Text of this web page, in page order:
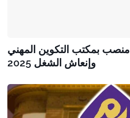
مباراة توظيف 435 منصب بمكتب التكوين المهني
وإنعاش الشغل 2025